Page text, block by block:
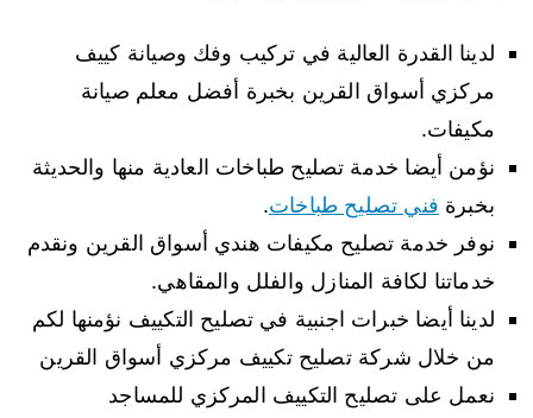
لدينا القدرة العالية في تركيب وفك وصيانة كييف
مركزي أسواق القرين بخبرة أفضل معلم صيانة
مكيفات.
نؤمن أيضا خدمة تصليح طباخات العادية منها والحديثة
بخبرة فني تصليح طباخات.
نوفر خدمة تصليح مكيفات هندي أسواق القرين ونقدم
خدماتنا لكافة المنازل والفلل والمقاهي.
لدينا أيضا خبرات اجنبية في تصليح التكييف نؤمنها لكم
من خلال شركة تصليح تكييف مركزي أسواق القرين
نعمل على تصليح التكييف المركزي للمساجد